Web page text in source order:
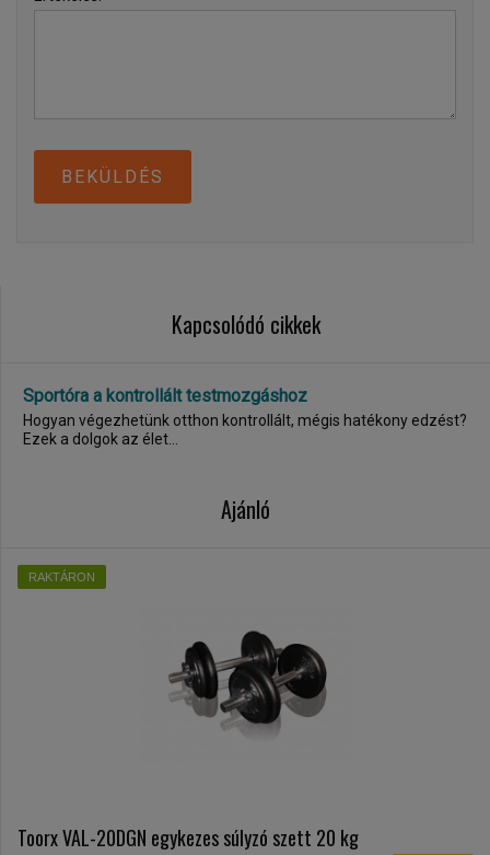
BEKÜLDÉS
Kapcsolódó cikkek
Sportóra a kontrollált testmozgáshoz
Hogyan végezhetünk otthon kontrollált, mégis hatékony edzést?
Ezek a dolgok az élet...
Ajánló
RAKTÁRON
Toorx VAL-20DGN egykezes súlyzó szett 20 kg